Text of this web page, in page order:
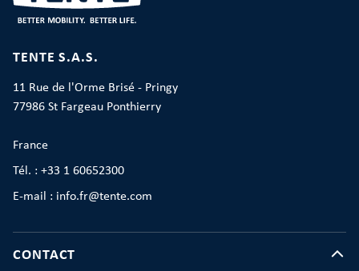
TENTE S.A.S.
11 Rue de l'Orme Brisé - Pringy
77986 St Fargeau Ponthierry
France
Tél. : +33 1 60652300
E-mail : info.fr@tente.com
CONTACT